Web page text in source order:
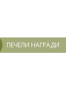
ПЕЧЕЛИ НАГРАДИ